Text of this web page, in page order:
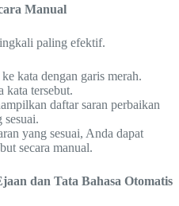
Manual
paling efektif.
kata dengan garis merah.
kata tersebut.
daftar saran perbaikan
sesuai.
yang sesuai, Anda dapat
secara manual.
dan Tata Bahasa Otomatis